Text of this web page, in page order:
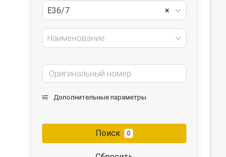
×
E36/7
Наименование
Дополнительные параметры
Поиск 0